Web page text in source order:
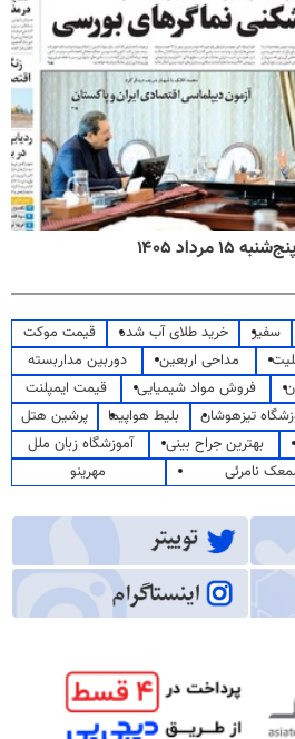
۱۴۰۵
سفیر خرید طلای آب شده
قیمت موکت
مداحی اربعین
دوربین مداربسته
فروش مواد شیمیایی
قیمت ایمپلنت
تیزهوشان بلیط هواپیما
پرشین هتل
بهترین جراح بینی
آموزشگاه زبان ملل
نامرئی
مهرینو